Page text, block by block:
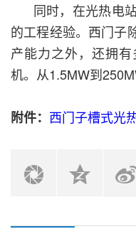
同时，在光热电站
的工程经验。西门子
产能力之外，还拥
机。从1.5MW到
附件： 西门子槽式光